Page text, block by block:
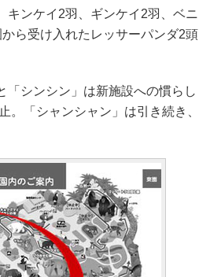
ンケイ2羽、ギンケイ2羽、ベニ
ら受け入れたレッサーパンダ2頭
シンシン」は新施設への慣らし
。「シャンシャン」は引き続き、